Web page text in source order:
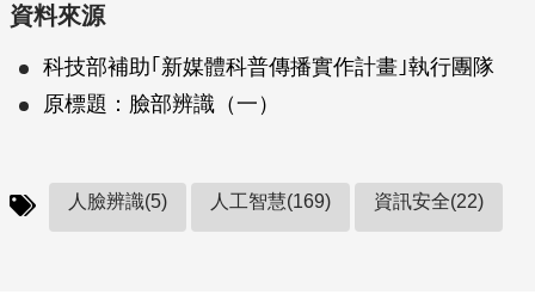
資料來源
科技部補助｢新媒體科普傳播實作計畫｣執行團隊
原標題：臉部辨識（一）
人臉辨識(5) 人工智慧(169) 資訊安全(22)